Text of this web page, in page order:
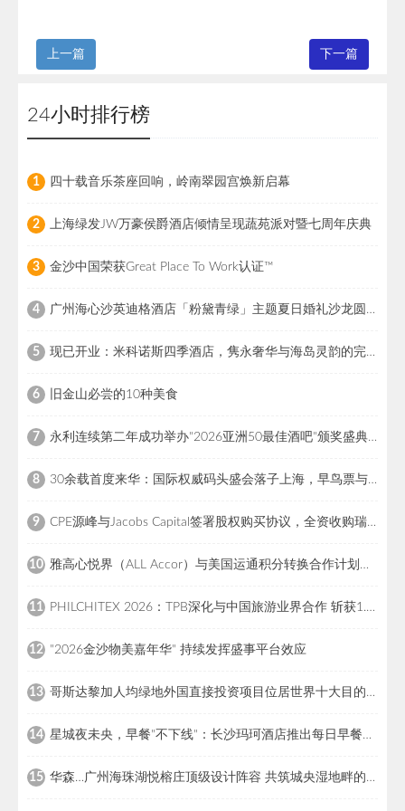
上一篇 下一篇
24小时排行榜
1 四十载音乐茶座回响，岭南翠园宫焕新启幕
2 上海绿发JW万豪侯爵酒店倾情呈现蔬苑派对暨七周年庆典
3 金沙中国荣获Great Place To Work认证™
4 广州海心沙英迪格酒店「粉黛青绿」主题夏日婚礼沙龙圆满落幕
5 现已开业：米科诺斯四季酒店，隽永奢华与海岛灵韵的完美交融
6 旧金山必尝的10种美食
7 永利连续第二年成功举办"2026亚洲50最佳酒吧"颁奖盛典，引领亚洲酒吧界瞩目盛事，彰显国际餐饮领导地位
8 30余载首度来华：国际权威码头盛会落子上海，早鸟票与全球招商同步启幕
9 CPE源峰与Jacobs Capital签署股权购买协议，全资收购瑞士高端户外百年品牌猛犸象
10 雅高心悦界（ALL Accor）与美国运通积分转换合作计划正式登场
11 PHILCHITEX 2026：TPB深化与中国旅游业界合作 斩获1.332亿菲律宾比索意向订单
12 "2026金沙物美嘉年华" 持续发挥盛事平台效应
13 哥斯达黎加人均绿地外国直接投资项目位居世界十大目的地之列
14 星城夜未央，早餐"不下线"：长沙玛珂酒店推出每日早餐服务延时至下午2时
15 华森…广州海珠湖悦榕庄顶级设计阵容 共筑城央湿地畔的世界级度假目的地